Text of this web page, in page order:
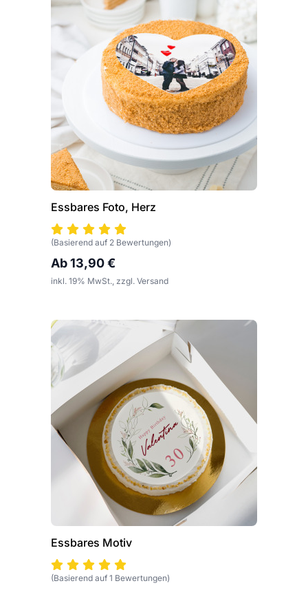
Essbares Foto, Herz
(Basierend auf 2 Bewertungen)
Ab 13,90 €
inkl. 19% MwSt., zzgl. Versand
Essbares Motiv
(Basierend auf 1 Bewertungen)